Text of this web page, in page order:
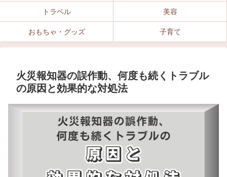
トラベル 美容
おもちゃ・グッズ 子育て
火災報知器の誤作動、何度も続くトラブル
の原因と効果的な対処法